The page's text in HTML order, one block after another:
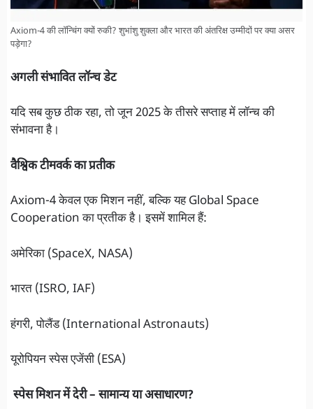
Axiom-4 की लॉन्चिंग क्यों रुकी? शुभांशु शुक्ला और भारत की अंतरिक्ष उम्मीदों पर क्या असर
पड़ेगा?
अगली संभावित लॉन्च डेट
यदि सब कुछ ठीक रहा, तो जून 2025 के तीसरे सप्ताह में लॉन्च की
संभावना है।
वैश्विक टीमवर्क का प्रतीक
Axiom-4 केवल एक मिशन नहीं, बल्कि यह Global Space
Cooperation का प्रतीक है। इसमें शामिल हैं:
अमेरिका (SpaceX, NASA)
भारत (ISRO, IAF)
हंगरी, पोलैंड (International Astronauts)
यूरोपियन स्पेस एजेंसी (ESA)
स्पेस मिशन में देरी – सामान्य या असाधारण?